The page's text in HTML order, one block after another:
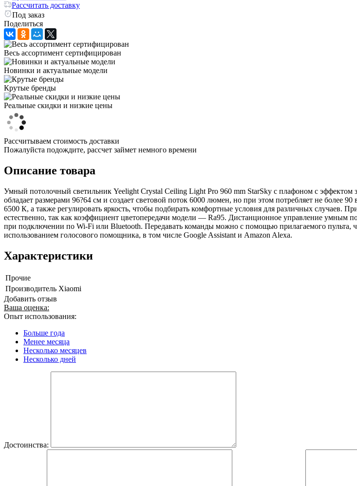
Рассчитать доставку
Под заказ
Поделиться
Весь ассортимент сертифицирован
Новинки и актуальные модели
Крутые бренды
Реальные скидки и низкие цены
Рассчитываем стоимость доставки
Пожалуйста подождите, рассчет займет немного времени
Описание товара
Умный потолочный светильник Yeelight Crystal Ceiling Light Pro 960 mm StarSky с плафоном с эффектом
обладает размерами 96?64 см и создает световой поток 6000 люмен, но при этом потребляет не более
6500 К, а также регулировать яркость, чтобы подбирать комфортные условия для различных случаев.
естественно, так как коэффициент цветопередачи модели — Ra95. Дистанционное управление умным
при подключении по Wi-Fi или Bluetooth. Передавать команды можно с помощью прилагаемого пульта,
использованием голосового помощника, в том числе Google Assistant и Amazon Alexa.
Характеристики
Прочие
Производитель Xiaomi
Добавить отзыв
Ваша оценка:
Опыт использования:
Больше года
Менее месяца
Несколько месяцев
Несколько дней
Достоинства: